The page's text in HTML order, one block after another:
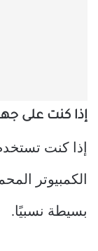
إذا كنت على
الكمبيوتر
بسيطة نسبيًا.